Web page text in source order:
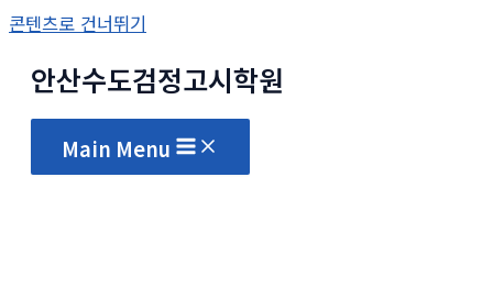
콘텐츠로 건너뛰기
안산수도검정고시학원
Main Menu